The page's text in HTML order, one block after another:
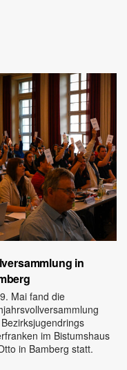
in
Mai fand die
im Bistumshaus
in Bamberg statt.